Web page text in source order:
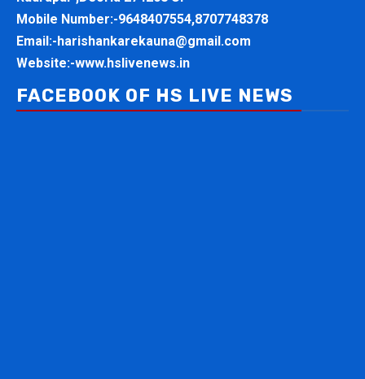
Mobile Number:-9648407554,8707748378
Email:-harishankarekauna@gmail.com
Website:-www.hslivenews.in
FACEBOOK OF HS LIVE NEWS